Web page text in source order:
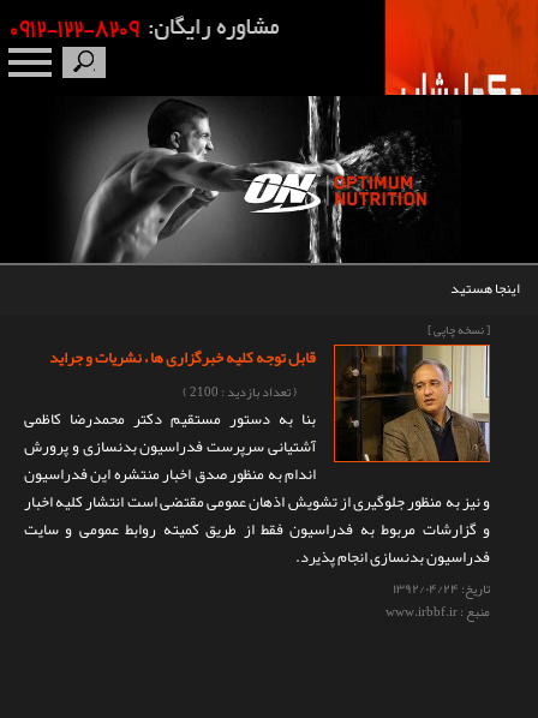
محصولات
تماس با ما
اینجا هستید
[ نسخه چاپی ]
قابل توجه کلیه خبرگزاری ها ، نشریات و جراید
( تعداد بازدید : 2100 )
بنا به دستور مستقیم دکتر محمدرضا کاظمی
آشتیانی سرپرست فدراسیون بدنسازی و پرورش
اندام به منظور صدق اخبار منتشره این فدراسیون
و نیز به منظور جلوگیری از تشویش اذهان عمومی مقتضی است انتشار کلیه اخبار
و گزارشات مربوط به فدراسیون فقط از طریق کمیته روابط عمومی و سایت
فدراسیون بدنسازی انجام پذیرد.
تاریخ:۱۳۹۲/۰۴/۲۴
منبع : www.irbbf.ir